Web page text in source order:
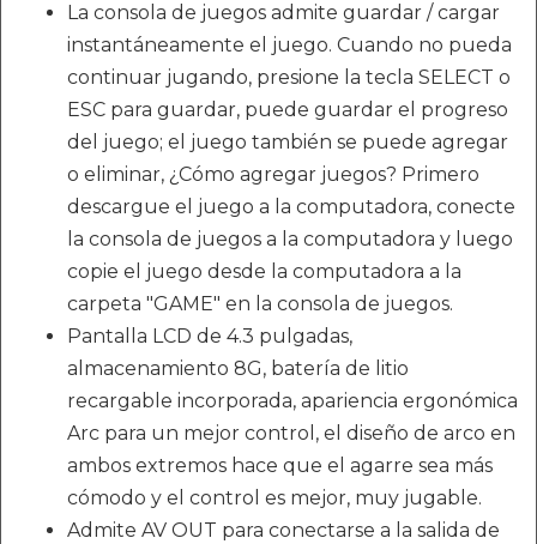
La consola de juegos admite guardar / cargar
instantáneamente el juego. Cuando no pueda
continuar jugando, presione la tecla SELECT o
ESC para guardar, puede guardar el progreso
del juego; el juego también se puede agregar
o eliminar, ¿Cómo agregar juegos? Primero
descargue el juego a la computadora, conecte
la consola de juegos a la computadora y luego
copie el juego desde la computadora a la
carpeta "GAME" en la consola de juegos.
Pantalla LCD de 4.3 pulgadas,
almacenamiento 8G, batería de litio
recargable incorporada, apariencia ergonómica
Arc para un mejor control, el diseño de arco en
ambos extremos hace que el agarre sea más
cómodo y el control es mejor, muy jugable.
Admite AV OUT para conectarse a la salida de